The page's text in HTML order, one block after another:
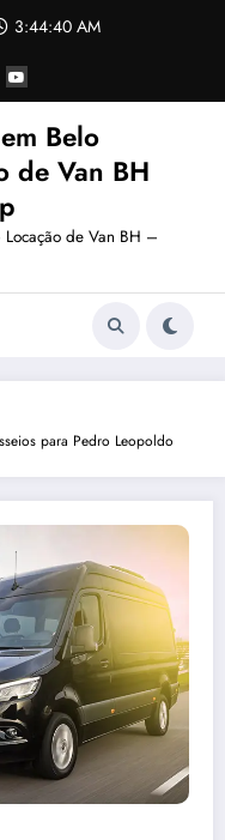
3:44:41 AM
Belo
de Van BH
de Van BH –
para Pedro Leopoldo